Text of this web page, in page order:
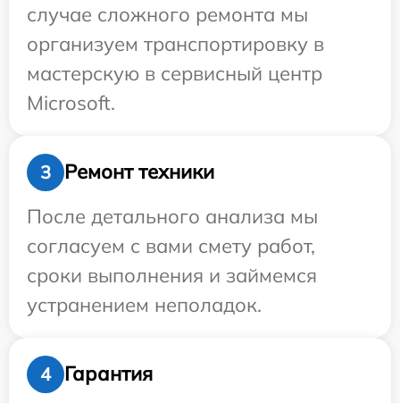
случае сложного ремонта мы
организуем транспортировку в
мастерскую в сервисный центр
Microsoft.
3
Ремонт техники
После детального анализа мы
согласуем с вами смету работ,
сроки выполнения и займемся
устранением неполадок.
4
Гарантия